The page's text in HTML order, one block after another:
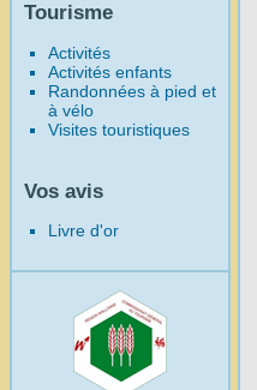
Tourisme
Activités
Activités enfants
Randonnées à pied et
à vélo
Visites touristiques
Vos avis
Livre d'or